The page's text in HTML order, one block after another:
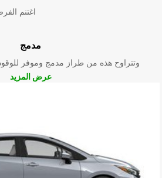
اغتنم
مدمج
وتتراوح هذه من طراز مدمج وموفر
عرض المزيد